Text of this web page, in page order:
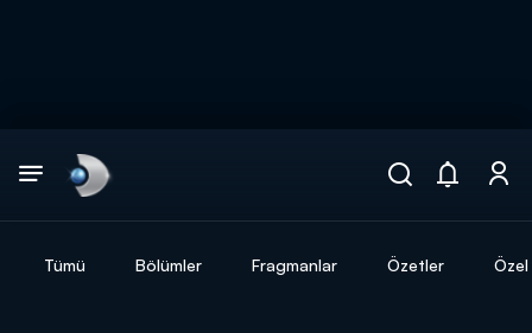
Tümü Bölümler Fragmanlar Özetler